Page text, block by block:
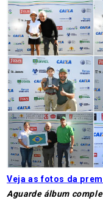
Veja as fotos da
Aguarde álbum